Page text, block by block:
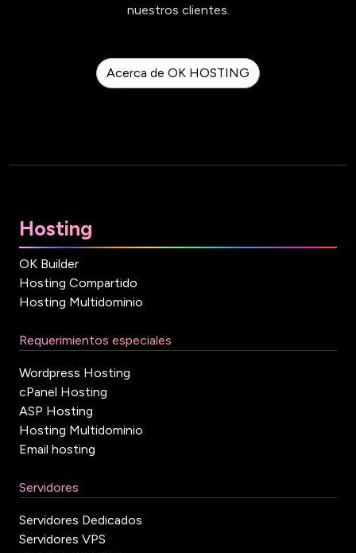
nuestros clientes.
Acerca de OK HOSTING
Hosting
OK Builder
Hosting Compartido
Hosting Multidominio
Requerimientos especiales
Wordpress Hosting
cPanel Hosting
ASP Hosting
Hosting Multidominio
Email hosting
Servidores
Servidores Dedicados
Servidores VPS